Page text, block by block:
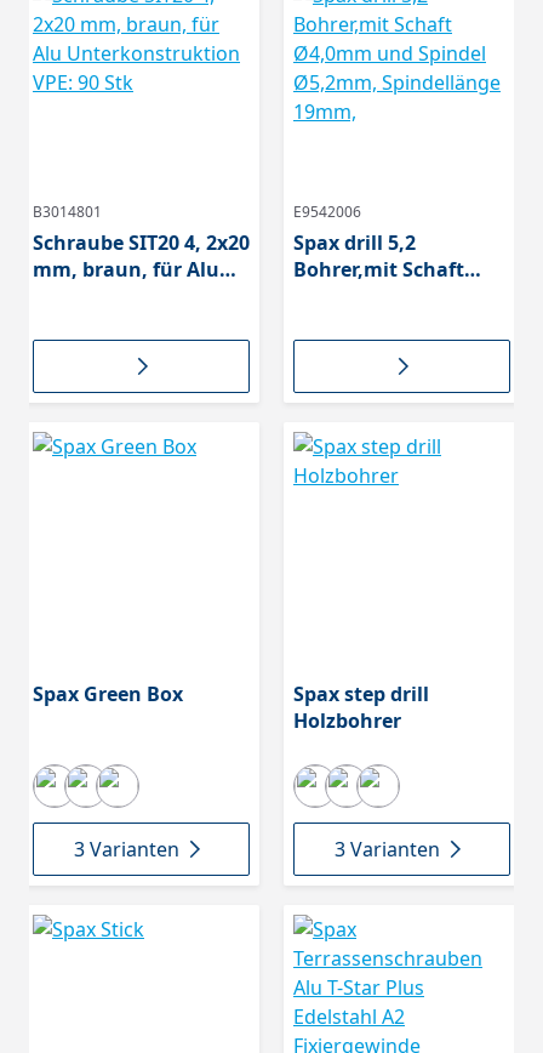
B3014801
Schraube SIT20 4, 2x20
mm, braun, für Alu
E9542006
Spax drill 5,2
Bohrer,mit Schaft
Spindellänge 19mm,
Spax Green Box
3 Varianten
Spax step drill
Holzbohrer
3 Varianten